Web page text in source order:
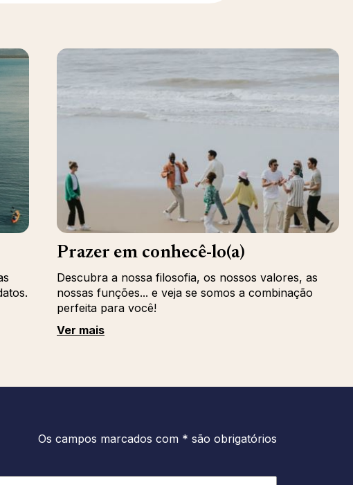
Prazer em conhecê-lo(a)
Descubra a nossa filosofia, os nossos valores, as
nossas funções... e veja se somos a combinação
perfeita para você!
Ver mais
Os campos marcados com * são obrigatórios